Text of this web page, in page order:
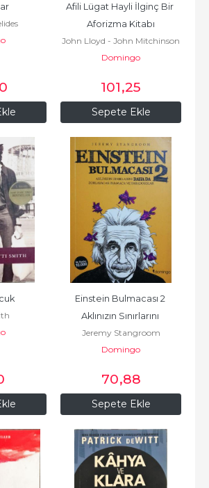
Sepete Ekle
Afili Lügat Hayli İlginç Bir
Aforizma Kitabı
John Lloyd - John Mitchinson
Domingo
101,25
Sepete Ekle
Einstein Bulmacası 2
Aklınızın Sınırlarını
Zorlayacak Bulmaca ve...
Jeremy Stangroom
Domingo
70,88